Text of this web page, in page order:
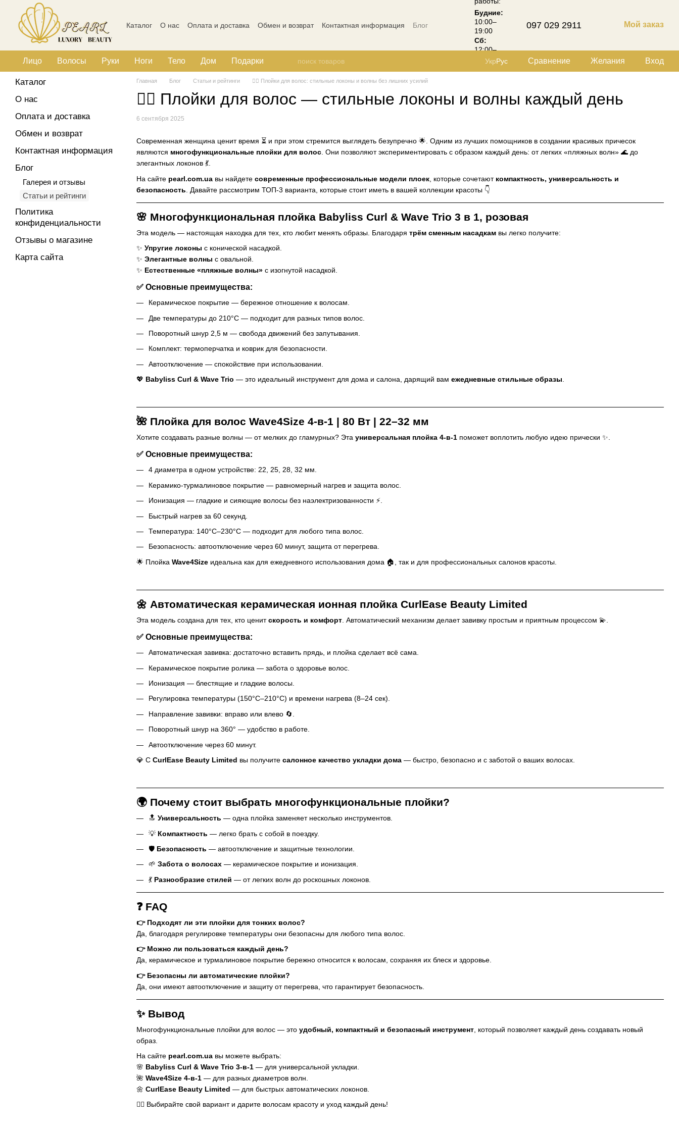
Перейти к основному контенту
Каталог О нас Оплата и доставка Обмен и возврат Контактная информация
Блог
Будние:
10:00–
19:00
Сб:
12:00–
18:00
097 029 2911 Мой заказ
Лицо Волосы Руки Ноги Тело Дом Подарки УкрРус Сравнение Желания Вход
Главная Блог Статьи и рейтинги 💇‍♀️ Плойки для волос: стильные локоны и волны без лишних усилий
💇‍♀️ Плойки для волос — стильные локоны и волны каждый день
6 сентября 2025
Современная женщина ценит время ⏳ и при этом стремится выглядеть безупречно 🌟. Одним из лучших помощников в создании красивых причесок
являются многофункциональные плойки для волос. Они позволяют экспериментировать с образом каждый день: от легких «пляжных волн» 🌊 до
элегантных локонов 💃.
На сайте pearl.com.ua вы найдете современные профессиональные модели плоек , которые сочетают компактность, универсальность и
безопасность . Давайте рассмотрим ТОП-3 варианта, которые стоит иметь в вашей коллекции красоты 👇
🌸 Многофункциональная плойка Babyliss Curl & Wave Trio 3 в 1, розовая
Эта модель — настоящая находка для тех, кто любит менять образы. Благодаря трём сменным насадкам вы легко получите:
✨ Упругие локоны с конической насадкой.
✨ Элегантные волны с овальной.
✨ Естественные «пляжные волны» с изогнутой насадкой.
✅ Основные преимущества:
Керамическое покрытие — бережное отношение к волосам.
Две температуры до 210°C — подходит для разных типов волос.
Поворотный шнур 2,5 м — свобода движений без запутывания.
Комплект: термоперчатка и коврик для безопасности.
Автоотключение — спокойствие при использовании.
💖 Babyliss Curl & Wave Trio — это идеальный инструмент для дома и салона, дарящий вам ежедневные стильные образы
🌺 Плойка для волос Wave4Size 4-в-1 | 80 Вт | 22–32 мм
Хотите создавать разные волны — от мелких до гламурных? Эта универсальная плойка 4-в-1 поможет воплотить любую идею прически ✨.
✅ Основные преимущества:
4 диаметра в одном устройстве: 22, 25, 28, 32 мм.
Керамико-турмалиновое покрытие — равномерный нагрев и защита волос.
Ионизация — гладкие и сияющие волосы без наэлектризованности ⚡.
Быстрый нагрев за 60 секунд.
Температура: 140°C–230°C — подходит для любого типа волос.
Безопасность: автоотключение через 60 минут, защита от перегрева.
🌟 Плойка Wave4Size идеальна как для ежедневного использования дома 🏠, так и для профессиональных салонов красоты.
🌼 Автоматическая керамическая ионная плойка CurlEase Beauty Limited
Эта модель создана для тех, кто ценитскорость и комфорт . Автоматический механизм делает завивку простым и приятным процессом 💫.
✅ Основные преимущества:
Автоматическая завивка: достаточно вставить прядь, и плойка сделает всё сама.
Керамическое покрытие ролика — забота о здоровье волос.
Ионизация — блестящие и гладкие волосы.
Регулировка температуры (150°C–210°C) и времени нагрева (8–24 сек).
Направление завивки: вправо или влево 🔄.
Поворотный шнур на 360° — удобство в работе.
Автоотключение через 60 минут.
💎 С CurlEase Beauty Limited вы получите салонное качество укладки дома — быстро, безопасно и с заботой о ваших волосах.
🌍 Почему стоит выбрать многофункциональные плойки?
🔝 Универсальность — одна плойка заменяет несколько инструментов.
💡 Компактность — легко брать с собой в поездку.
🛡️ Безопасность — автоотключение и защитные технологии.
🌱 Забота о волосах — керамическое покрытие и ионизация.
💃 Разнообразие стилей — от легких волн до роскошных локонов.
❓ FAQ
👉 Подходят ли эти плойки для тонких волос?
Да, благодаря регулировке температуры они безопасны для любого типа волос.
👉 Можно ли пользоваться каждый день?
Да, керамическое и турмалиновое покрытие бережно относится к волосам, сохраняя их блеск и здоровье.
👉 Безопасны ли автоматические плойки?
Да, они имеют автоотключение и защиту от перегрева, что гарантирует безопасность.
✨ Вывод
Многофункциональные плойки для волос — это удобный, компактный и безопасный инструмент , который позволяет каждый день создавать новый
образ.
На сайте pearl.com.ua вы можете выбрать:
🌸 Babyliss Curl & Wave Trio 3-в-1 — для универсальной укладки.
🌺 Wave4Size 4-в-1 — для разных диаметров волн.
🌼 CurlEase Beauty Limited — для быстрых автоматических локонов.
💇‍♀️ Выбирайте свой вариант и дарите волосам красоту и уход каждый день!
Каталог
О нас
Оплата и доставка
Обмен и возврат
Контактная информация
Блог
Галерея и отзывы
Статьи и рейтинги
Политика
конфиденциальности
Отзывы о магазине
Карта сайта